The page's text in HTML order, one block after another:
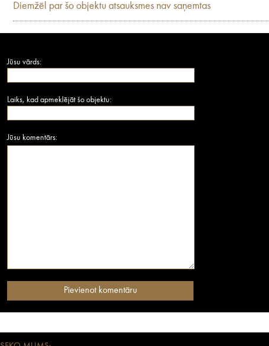
Diemžēl par šo objektu atsauksmes nav saņemtas
Jūsu vārds:
Laiks, kad apmeklējāt šo objektu:
Jūsu komentārs: